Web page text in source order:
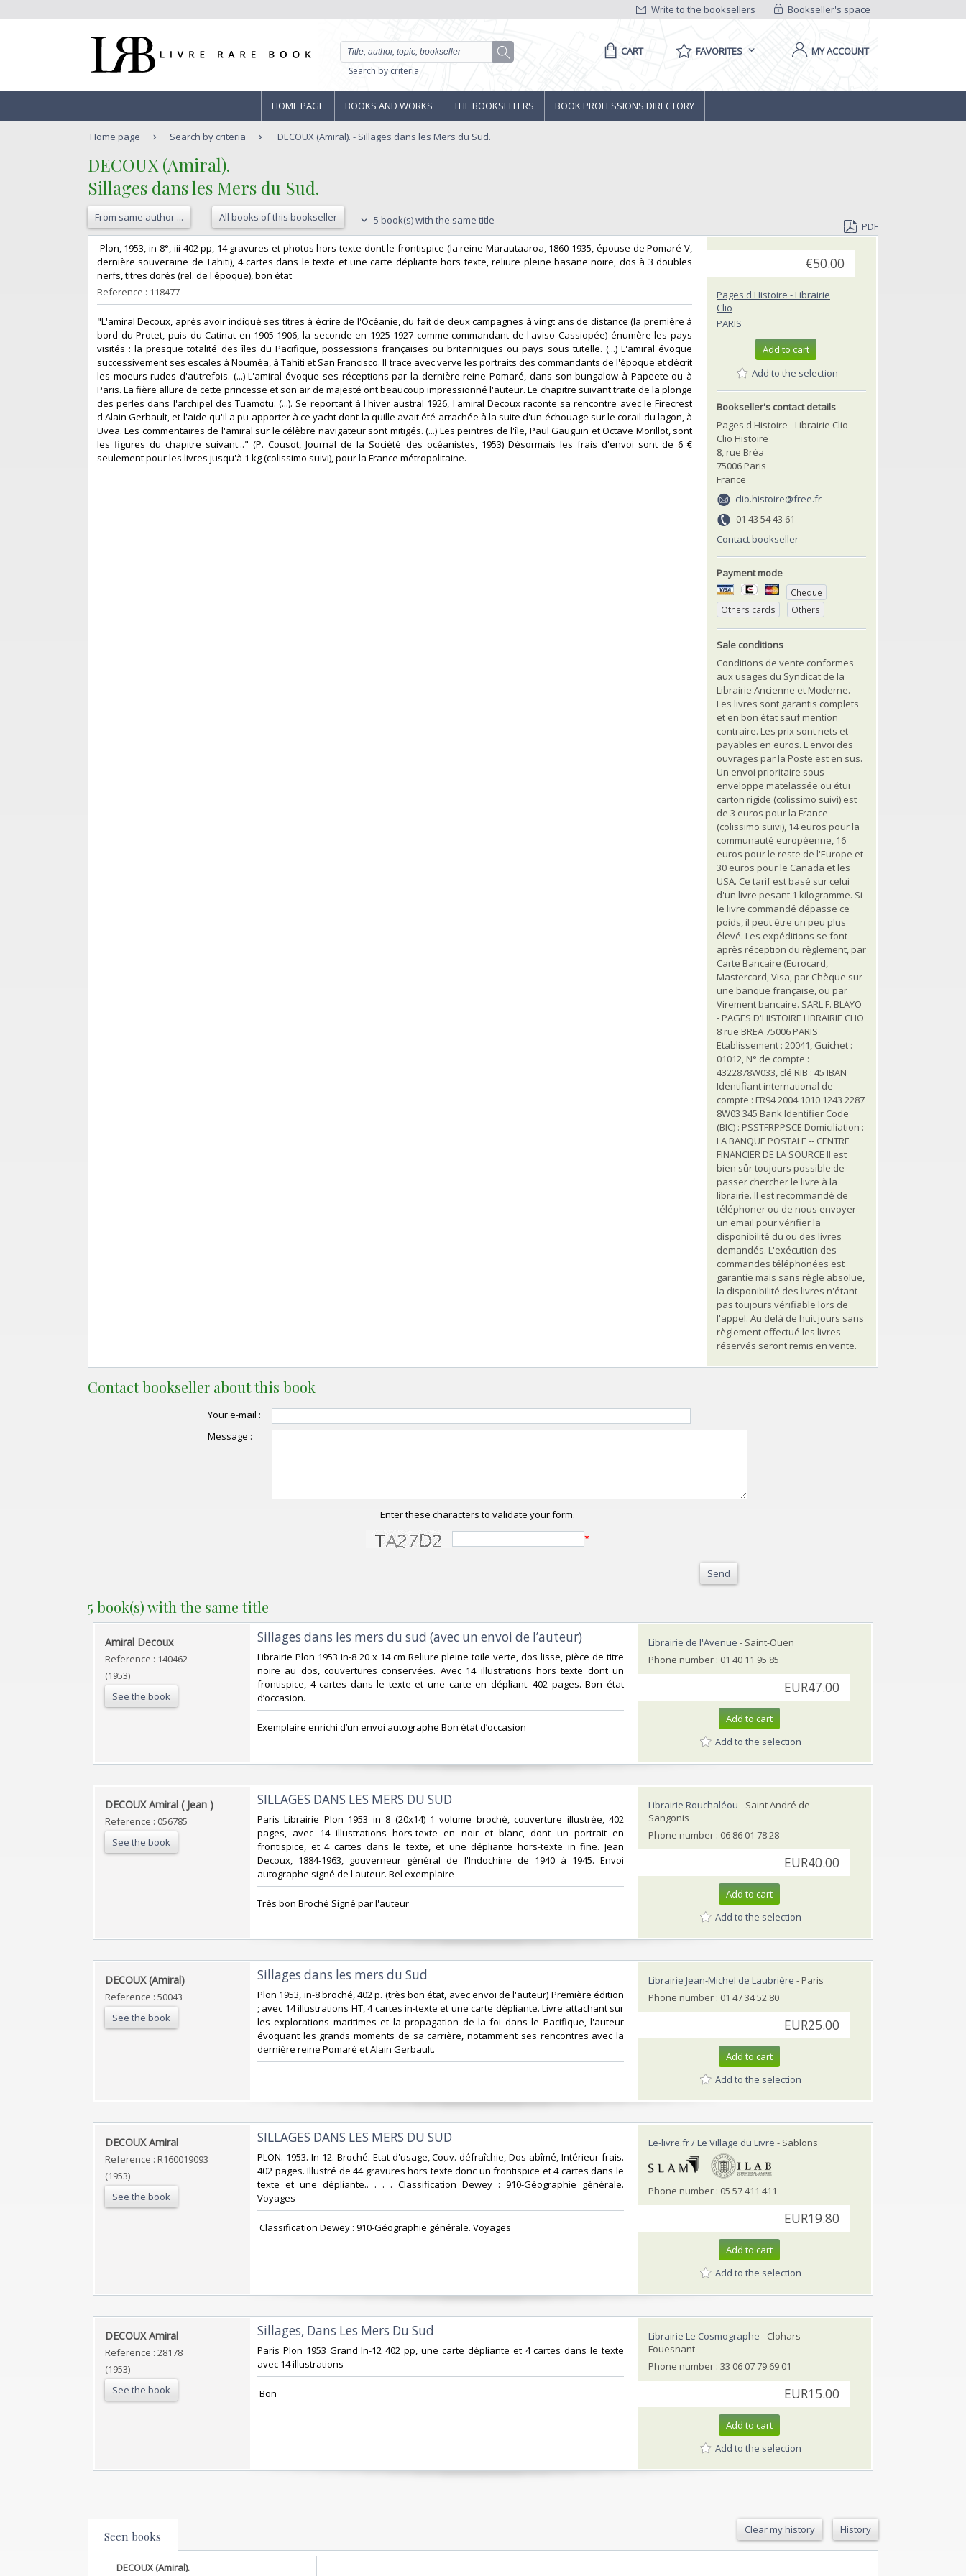
Bookseller's space
Write to the booksellers
Search by criteria
CART FAVORITES MY ACCOUNT
HOME PAGE BOOKS AND WORKS THE BOOKSELLERS BOOK PROFESSIONS DIRECTORY
Home page Search by criteria DECOUX (Amiral). - Sillages dans les Mers du Sud.
‎DECOUX (Amiral).‎
‎Sillages dans les Mers du Sud.‎
From same author ... All books of this bookseller 5 book(s) with the same title
PDF
‎ Plon, 1953, in-8°, iii-402 pp, 14 gravures et photos hors texte dont le frontispice (la reine Marautaaroa, 1860-1935, épouse de Pomaré V,
dernière souveraine de Tahiti), 4 cartes dans le texte et une carte dépliante hors texte, reliure pleine basane noire, dos à 3 doubles
nerfs, titres dorés (rel. de l'époque), bon état‎
Reference : 118477
‎"L'amiral Decoux, après avoir indiqué ses titres à écrire de l'Océanie, du fait de deux campagnes à vingt ans de distance (la première à
bord du Protet, puis du Catinat en 1905-1906, la seconde en 1925-1927 comme commandant de l'aviso Cassiopée) énumère les pays
visités : la presque totalité des îles du Pacifique, possessions françaises ou britanniques ou pays sous tutelle. (...) L'amiral évoque
successivement ses escales à Nouméa, à Tahiti et San Francisco. Il trace avec verve les portraits des commandants de l'époque et décrit
les moeurs rudes d'autrefois. (...) L'amiral évoque ses réceptions par la dernière reine Pomaré, dans son bungalow à Papeete ou à
Paris. La fière allure de cette princesse et son air de majesté ont beaucoup impressionné l'auteur. Le chapitre suivant traite de la plonge
des perles dans l'archipel des Tuamotu. (...). Se reportant à l'hiver austral 1926, l'amiral Decoux raconte sa rencontre avec le Firecrest
d'Alain Gerbault, et l'aide qu'il a pu apporter à ce yacht dont la quille avait été arrachée à la suite d'un échouage sur le corail du lagon, à
Uvea. Les commentaires de l'amiral sur le célèbre navigateur sont mitigés. (...) Les peintres de l'île, Paul Gauguin et Octave Morillot, sont
les figures du chapitre suivant..." (P. Cousot, Journal de la Société des océanistes, 1953) Désormais les frais d'envoi sont de 6 €
seulement pour les livres jusqu'à 1 kg (colissimo suivi), pour la France métropolitaine.‎
€50.00
Pages d'Histoire - Librairie
Clio
PARIS
Add to cart
Add to the selection
Bookseller's contact details
Pages d'Histoire - Librairie Clio
Clio Histoire
8, rue Bréa
75006 Paris
France
clio.histoire@free.fr
01 43 54 43 61
Contact bookseller
Payment mode
Cheque
Others cards
Others
Sale conditions
Conditions de vente conformes
aux usages du Syndicat de la
Librairie Ancienne et Moderne.
Les livres sont garantis complets
et en bon état sauf mention
contraire. Les prix sont nets et
payables en euros. L'envoi des
ouvrages par la Poste est en sus.
Un envoi prioritaire sous
enveloppe matelassée ou étui
carton rigide (colissimo suivi) est
de 3 euros pour la France
(colissimo suivi), 14 euros pour la
communauté européenne, 16
euros pour le reste de l'Europe et
30 euros pour le Canada et les
USA. Ce tarif est basé sur celui
d'un livre pesant 1 kilogramme. Si
le livre commandé dépasse ce
poids, il peut être un peu plus
élevé. Les expéditions se font
après réception du règlement, par
Carte Bancaire (Eurocard,
Mastercard, Visa, par Chèque sur
une banque française, ou par
Virement bancaire. SARL F. BLAYO
- PAGES D'HISTOIRE LIBRAIRIE CLIO
8 rue BREA 75006 PARIS
Etablissement : 20041, Guichet :
01012, N° de compte :
4322878W033, clé RIB : 45 IBAN
Identifiant international de
compte : FR94 2004 1010 1243 2287
8W03 345 Bank Identifier Code
(BIC) : PSSTFRPPSCE Domiciliation :
LA BANQUE POSTALE -- CENTRE
FINANCIER DE LA SOURCE Il est
bien sûr toujours possible de
passer chercher le livre à la
librairie. Il est recommandé de
téléphoner ou de nous envoyer
un email pour vérifier la
disponibilité du ou des livres
demandés. L'exécution des
commandes téléphonées est
garantie mais sans règle absolue,
la disponibilité des livres n'étant
pas toujours vérifiable lors de
l'appel. Au delà de huit jours sans
règlement effectué les livres
réservés seront remis en vente.
Contact bookseller about this book
Your e-mail :
Message :
Enter these characters to validate your form.
*
Send
5 book(s) with the same title
‎Amiral Decoux‎
Reference : 140462
(1953)
See the book
‎Sillages dans les mers du sud (avec un envoi de l’auteur)‎
‎Librairie Plon 1953 In-8 20 x 14 cm Reliure pleine toile verte, dos lisse, pièce de titre
noire au dos, couvertures conservées. Avec 14 illustrations hors texte dont un
frontispice, 4 cartes dans le texte et une carte en dépliant. 402 pages. Bon état
d’occasion.‎
‎Exemplaire enrichi d’un envoi autographe Bon état d’occasion ‎
Librairie de l'Avenue - Saint-Ouen
Phone number : 01 40 11 95 85
EUR47.00
Add to cart
Add to the selection
‎DECOUX Amiral ( Jean ) ‎
Reference : 056785
See the book
‎SILLAGES DANS LES MERS DU SUD ‎
‎Paris Librairie Plon 1953 in 8 (20x14) 1 volume broché, couverture illustrée, 402
pages, avec 14 illustrations hors-texte en noir et blanc, dont un portrait en
frontispice, et 4 cartes dans le texte, et une dépliante hors-texte in fine. Jean
Decoux, 1884-1963, gouverneur général de l'Indochine de 1940 à 1945. Envoi
autographe signé de l'auteur. Bel exemplaire ‎
‎Très bon Broché Signé par l'auteur ‎
Librairie Rouchaléou - Saint André de
Sangonis
Phone number : 06 86 01 78 28
EUR40.00
Add to cart
Add to the selection
‎DECOUX (Amiral)‎
Reference : 50043
See the book
‎Sillages dans les mers du Sud‎
‎Plon 1953, in-8 broché, 402 p. (très bon état, avec envoi de l'auteur) Première édition
; avec 14 illustrations HT, 4 cartes in-texte et une carte dépliante. Livre attachant sur
les explorations maritimes et la propagation de la foi dans le Pacifique, l'auteur
évoquant les grands moments de sa carrière, notamment ses rencontres avec la
dernière reine Pomaré et Alain Gerbault.‎
Librairie Jean-Michel de Laubrière - Paris
Phone number : 01 47 34 52 80
EUR25.00
Add to cart
Add to the selection
‎DECOUX Amiral‎
Reference : R160019093
(1953)
See the book
‎SILLAGES DANS LES MERS DU SUD‎
‎PLON. 1953. In-12. Broché. Etat d'usage, Couv. défraîchie, Dos abîmé, Intérieur frais.
402 pages. Illustré de 44 gravures hors texte donc un frontispice et 4 cartes dans le
texte et une dépliante.. . . . Classification Dewey : 910-Géographie générale.
Voyages‎
‎ Classification Dewey : 910-Géographie générale. Voyages‎
Le-livre.fr / Le Village du Livre - Sablons
Phone number : 05 57 411 411
EUR19.80
Add to cart
Add to the selection
‎DECOUX Amiral‎
Reference : 28178
(1953)
See the book
‎Sillages, Dans Les Mers Du Sud‎
‎Paris Plon 1953 Grand In-12 402 pp, une carte dépliante et 4 cartes dans le texte
avec 14 illustrations‎
‎ Bon ‎
Librairie Le Cosmographe - Clohars
Fouesnant
Phone number : 33 06 07 79 69 01
EUR15.00
Add to cart
Add to the selection
Seen books Clear my history History
DECOUX (Amiral).